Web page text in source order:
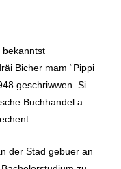
bekanntst
Bicher mam “Pippi
geschriwwen. Si
Buchhandel a
der Stad gebuer an